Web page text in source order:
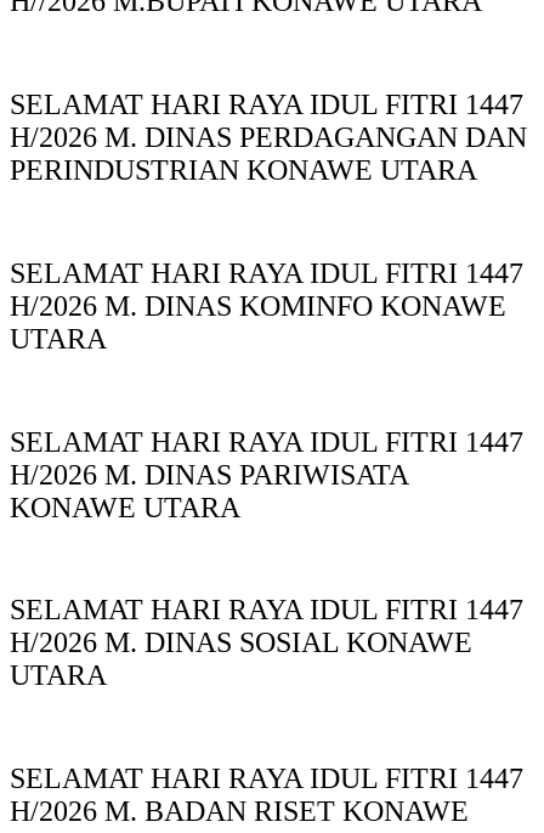
SELAMAT HARI RAYA IDUL FITRI 1447
H/2026 M. DINAS PERDAGANGAN DAN
PERINDUSTRIAN KONAWE UTARA
SELAMAT HARI RAYA IDUL FITRI 1447
H/2026 M. DINAS KOMINFO KONAWE
UTARA
SELAMAT HARI RAYA IDUL FITRI 1447
H/2026 M. DINAS PARIWISATA
KONAWE UTARA
SELAMAT HARI RAYA IDUL FITRI 1447
H/2026 M. DINAS SOSIAL KONAWE
UTARA
SELAMAT HARI RAYA IDUL FITRI 1447
H/2026 M. BADAN RISET KONAWE